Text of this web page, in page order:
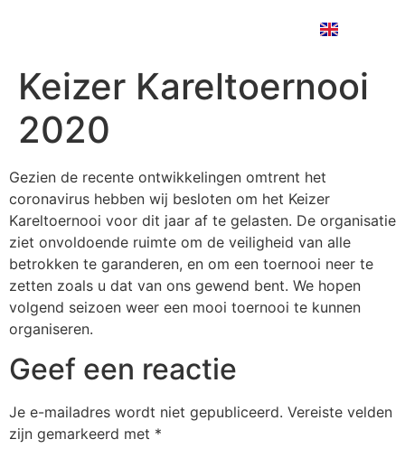
Keizer Kareltoernooi
2020
Gezien de recente ontwikkelingen omtrent het
coronavirus hebben wij besloten om het Keizer
Kareltoernooi voor dit jaar af te gelasten. De organisatie
ziet onvoldoende ruimte om de veiligheid van alle
betrokken te garanderen, en om een toernooi neer te
zetten zoals u dat van ons gewend bent. We hopen
volgend seizoen weer een mooi toernooi te kunnen
organiseren.
Geef een reactie
Je e-mailadres wordt niet gepubliceerd. Vereiste velden
zijn gemarkeerd met *